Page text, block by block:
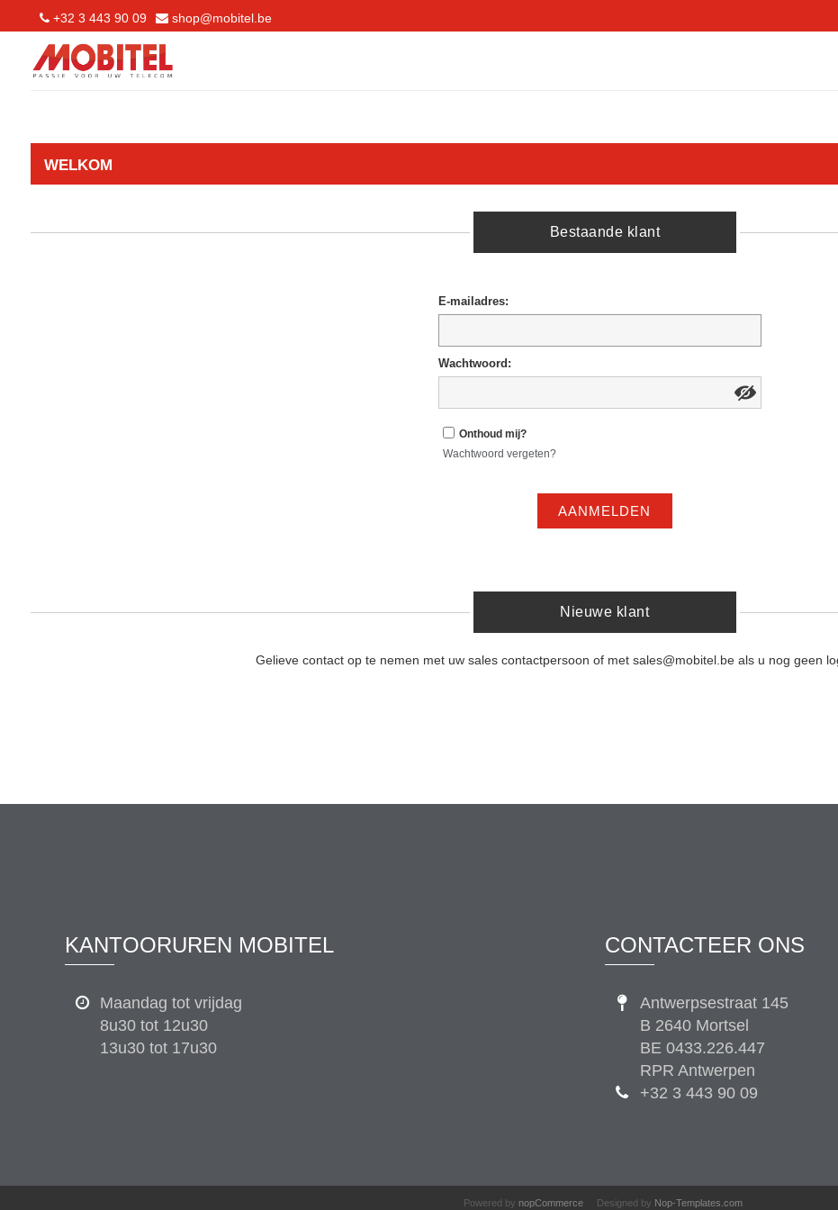
+32 3 443 90 09 shop@mobitel.be
WELKOM
Bestaande klant
E-mailadres:
Wachtwoord:
Onthoud mij?
Wachtwoord vergeten?
AANMELDEN
Nieuwe klant
Gelieve contact op te nemen met uw sales contactpersoon of met sales@mobitel.be als u nog geen
KANTOORUREN MOBITEL
Maandag tot vrijdag
8u30 tot 12u30
13u30 tot 17u30
CONTACTEER ONS
Antwerpsestraat 145
B 2640 Mortsel
BE 0433.226.447
RPR Antwerpen
+32 3 443 90 09
Powered by nopCommerce Designed by Nop-Templates.com